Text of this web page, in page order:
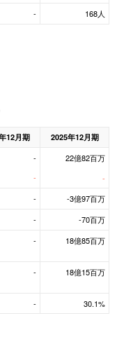
- 168人
12月期
2025年12月期
-
-
22億82百万
-
- -3億97百万
- -70百万
- 18億85百万
- 18億15百万
- 30.1%